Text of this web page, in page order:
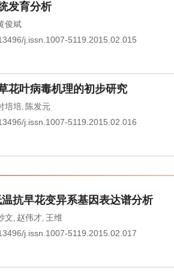
发育分析
俊斌
j.issn.1007-5119.2015.02.015
花叶病毒机理的初步研究
培培, 陈发元
j.issn.1007-5119.2015.02.016
抗早花变异系基因表达谱分析
文, 赵伟才, 王维
j.issn.1007-5119.2015.02.017